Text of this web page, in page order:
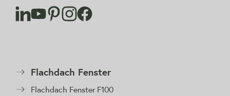
Flachdach Fenster
Flachdach Fenster F100